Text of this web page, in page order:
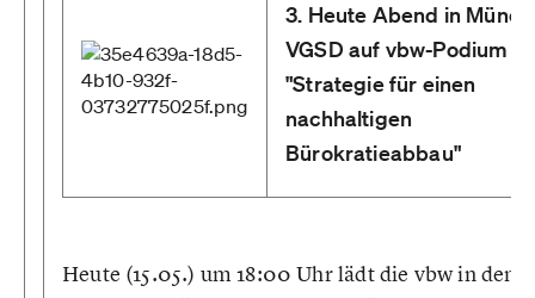
3. Heute Abend in
VGSD auf vbw-Podium
"Strategie für einen
nachhaltigen
Bürokratieabbau"
Heute (15.05.) um 18:00 Uhr lädt die vbw in den